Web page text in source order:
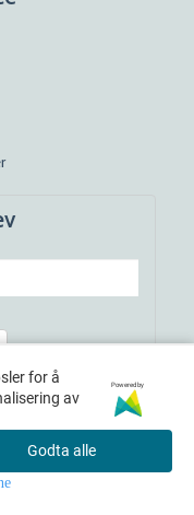
for å
av
Powered by
Godta alle